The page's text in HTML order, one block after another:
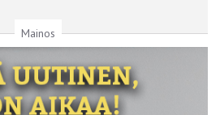
Mainos